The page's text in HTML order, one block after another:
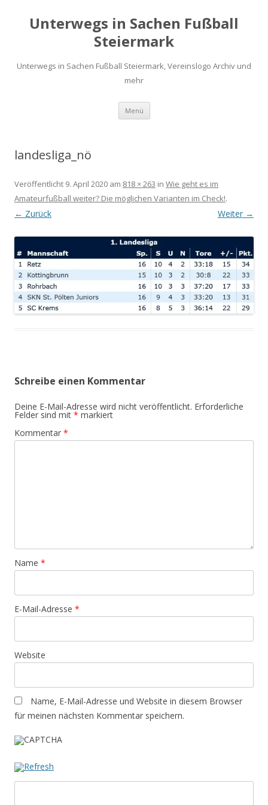
Unterwegs in Sachen Fußball
Steiermark
Unterwegs in Sachen Fußball Steiermark, Vereinslogo Archiv und
mehr
Menü Zum
springen
landesliga_nö
Veröffentlicht 9. April 2020 am 818 × 263 in Wie geht es im
Amateurfußball weiter? Die möglichen Varianten im Check!.
← Zurück Weiter →
Schreibe einen Kommentar
Deine E-Mail-Adresse wird nicht veröffentlicht. Erforderliche
Felder sind mit * markiert
Kommentar *
Name *
E-Mail-Adresse *
Website
Name, E-Mail-Adresse und Website in diesem Browser
für meinen nächsten Kommentar speichern.